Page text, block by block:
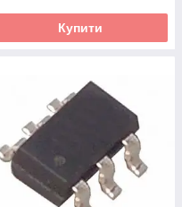
Купити